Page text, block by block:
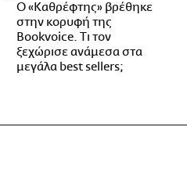
Ο «Καθρέφτης» βρέθηκε
στην κορυφή της
Bookvoice. Τι τον
ξεχώρισε ανάμεσα στα
μεγάλα best sellers;